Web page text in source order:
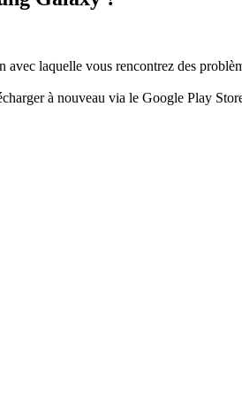
avec laquelle vous rencontrez des
à nouveau via le Google Play